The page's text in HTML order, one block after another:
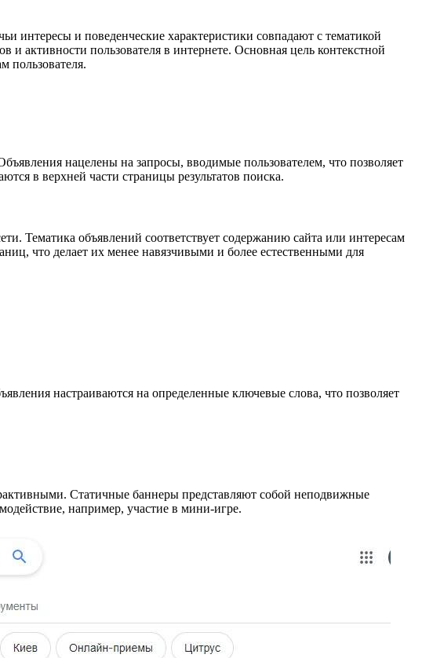
интересы и поведенческие характеристики совпадают с тематикой
и активности пользователя в интернете. Основная цель контекстной
пользователя.
нацелены на запросы, вводимые пользователем, что позволяет
в верхней части страницы результатов поиска.
Тематика объявлений соответствует содержанию сайта или интересам
что делает их менее навязчивыми и более естественными для
настраиваются на определенные ключевые слова, что позволяет
Статичные баннеры представляют собой неподвижные
например, участие в мини-игре.